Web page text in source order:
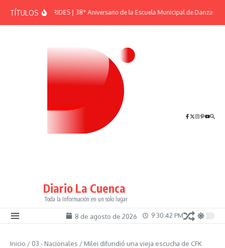
TÍTULOSEFEMÉRIDES | 38° Aniversario de la Escuela Municipal de Danzas “El
Diario La Cuenca
Toda la Información en un solo lugar
8 de agosto de 2026 9:30:42 PM
Inicio / 03 - Nacionales / Milei difundió una vieja escucha de CFK